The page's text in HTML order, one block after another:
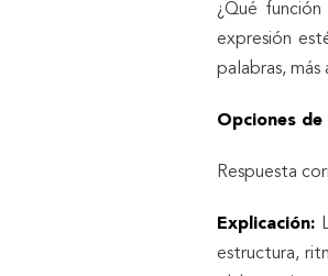
¿Qué
expresión
palabras,
Opciones
Respuesta
Explicación:
estructura,